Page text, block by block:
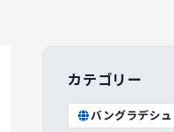
カテゴリー
バングラデシュ